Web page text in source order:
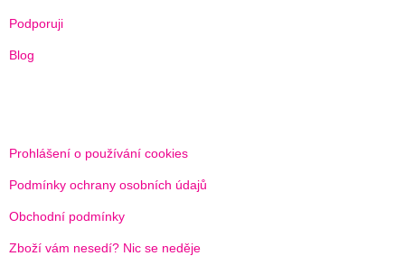
Podporuji
Blog
Prohlášení o používání cookies
Podmínky ochrany osobních údajů
Obchodní podmínky
Zboží vám nesedí? Nic se neděje